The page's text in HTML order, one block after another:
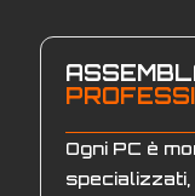
Ogni PC è